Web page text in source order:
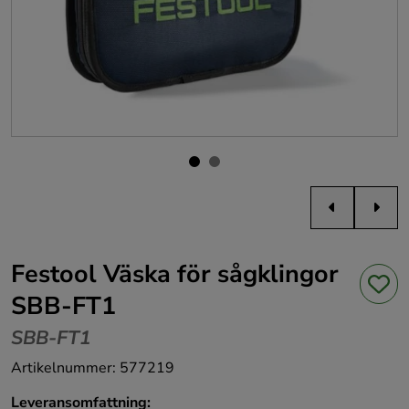
Festool Väska för sågklingor
SBB-FT1
SBB-FT1
Artikelnummer: 577219
Leveransomfattning: